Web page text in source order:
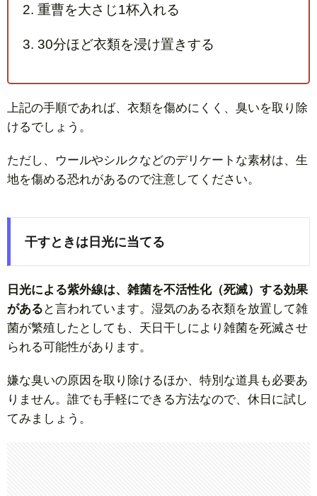
2. 重曹を大さじ1杯入れる
3. 30分ほど衣類を浸け置きする
上記の手順であれば、衣類を傷めにくく、臭いを取り除
けるでしょう。
ただし、ウールやシルクなどのデリケートな素材は、生
地を傷める恐れがあるので注意してください。
干すときは日光に当てる
日光による紫外線は、雑菌を不活性化（死滅）する効果
がある と言われています。湿気のある衣類を放置して雑
菌が繁殖したとしても、天日干しにより雑菌を死滅させ
られる可能性があります。
嫌な臭いの原因を取り除けるほか、特別な道具も必要あ
りません。誰でも手軽にできる方法なので、休日に試し
てみましょう。